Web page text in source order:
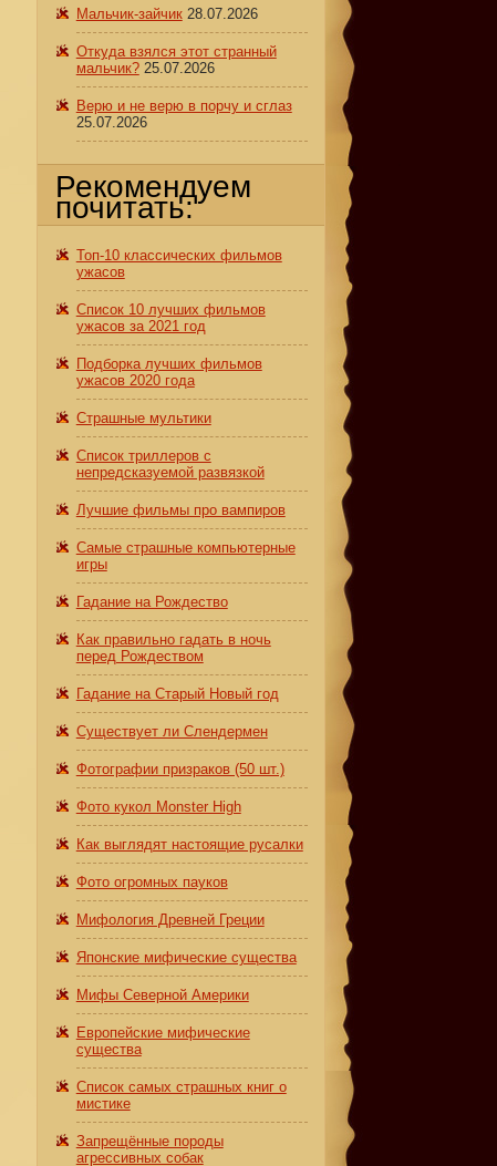
Мальчик-зайчик 28.07.2026
Откуда взялся этот странный
мальчик? 25.07.2026
Верю и не верю в порчу и сглаз
25.07.2026
Рекомендуем
почитать:
Топ-10 классических фильмов
ужасов
Список 10 лучших фильмов
ужасов за 2021 год
Подборка лучших фильмов
ужасов 2020 года
Страшные мультики
Список триллеров с
непредсказуемой развязкой
Лучшие фильмы про вампиров
Самые страшные компьютерные
игры
Гадание на Рождество
Как правильно гадать в ночь
перед Рождеством
Гадание на Старый Новый год
Существует ли Слендермен
Фотографии призраков (50 шт.)
Фото кукол Monster High
Как выглядят настоящие русалки
Фото огромных пауков
Мифология Древней Греции
Японские мифические существа
Мифы Северной Америки
Европейские мифические
существа
Список самых страшных книг о
мистике
Запрещённые породы
агрессивных собак